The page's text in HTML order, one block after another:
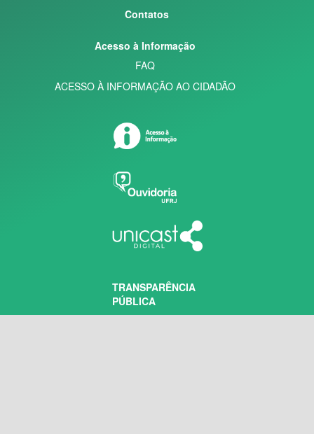
Contatos
Acesso à Informação
FAQ
ACESSO À INFORMAÇÃO AO CIDADÃO
TRANSPARÊNCIA
PÚBLICA